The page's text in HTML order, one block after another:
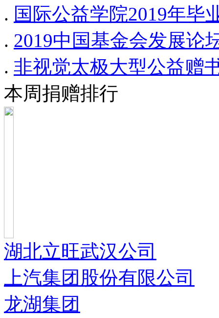
. 国际公益学院2019年毕
. 2019中国基金会发展论
. 非视觉太极大型公益赠
本周捐赠排行
湖北立旺武汉公司
上汽集团股份有限公司
龙湖集团